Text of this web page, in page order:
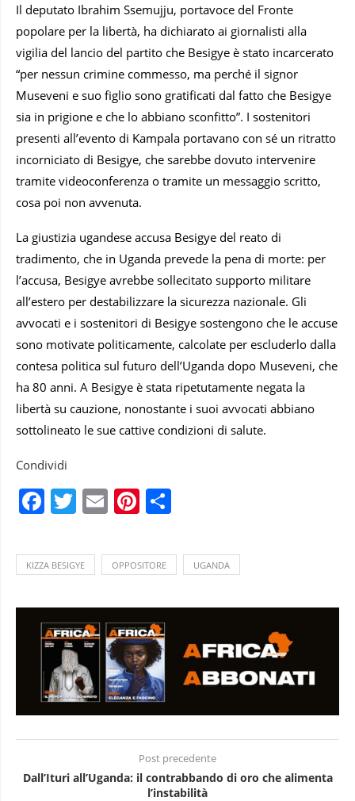
Il deputato Ibrahim Ssemujju, portavoce del Fronte
popolare per la libertà, ha dichiarato ai giornalisti alla
vigilia del lancio del partito che Besigye è stato incarcerato
“per nessun crimine commesso, ma perché il signor
Museveni e suo figlio sono gratificati dal fatto che Besigye
sia in prigione e che lo abbiano sconfitto”. I sostenitori
presenti all’evento di Kampala portavano con sé un ritratto
incorniciato di Besigye, che sarebbe dovuto intervenire
tramite videoconferenza o tramite un messaggio scritto,
cosa poi non avvenuta.
La giustizia ugandese accusa Besigye del reato di
tradimento, che in Uganda prevede la pena di morte: per
l’accusa, Besigye avrebbe sollecitato supporto militare
all’estero per destabilizzare la sicurezza nazionale. Gli
avvocati e i sostenitori di Besigye sostengono che le accuse
sono motivate politicamente, calcolate per escluderlo dalla
contesa politica sul futuro dell’Uganda dopo Museveni, che
ha 80 anni. A Besigye è stata ripetutamente negata la
libertà su cauzione, nonostante i suoi avvocati abbiano
sottolineato le sue cattive condizioni di salute.
Condividi
Facebook
Twitter
EmailPinterest
KIZZA BESIGYE OPPOSITORE UGANDA
Post precedente
Dall’Ituri all’Uganda: il contrabbando di oro che alimenta
l’instabilità